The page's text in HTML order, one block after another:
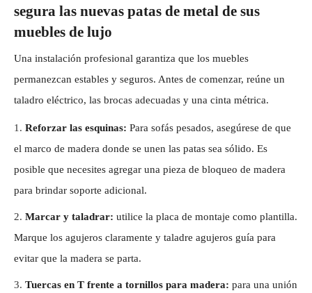
segura las nuevas patas de metal de sus
muebles de lujo
Una instalación profesional garantiza que los muebles
permanezcan estables y seguros. Antes de comenzar, reúne un
taladro eléctrico, las brocas adecuadas y una cinta métrica.
1. Reforzar las esquinas: Para sofás pesados, asegúrese de que
el marco de madera donde se unen las patas sea sólido. Es
posible que necesites agregar una pieza de bloqueo de madera
para brindar soporte adicional.
2. Marcar y taladrar: utilice la placa de montaje como plantilla.
Marque los agujeros claramente y taladre agujeros guía para
evitar que la madera se parta.
3. Tuercas en T frente a tornillos para madera: para una unión